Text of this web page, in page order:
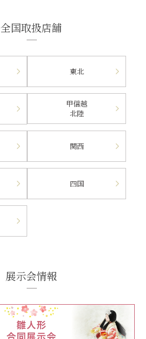
全国取扱店舗
東北
甲信越
北陸
関西
四国
展示会情報